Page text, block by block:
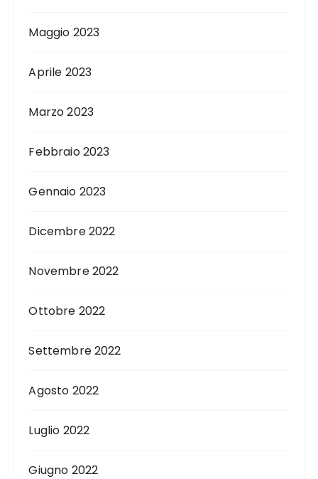
Maggio 2023
Aprile 2023
Marzo 2023
Febbraio 2023
Gennaio 2023
Dicembre 2022
Novembre 2022
Ottobre 2022
Settembre 2022
Agosto 2022
Luglio 2022
Giugno 2022